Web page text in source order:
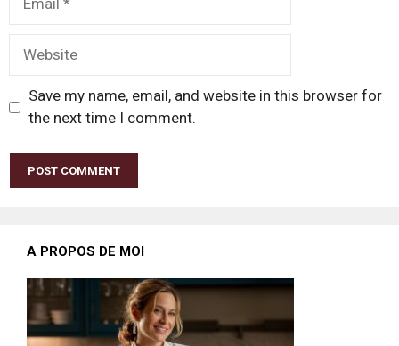
Save my name, email, and website in this browser for
the next time I comment.
A PROPOS DE MOI